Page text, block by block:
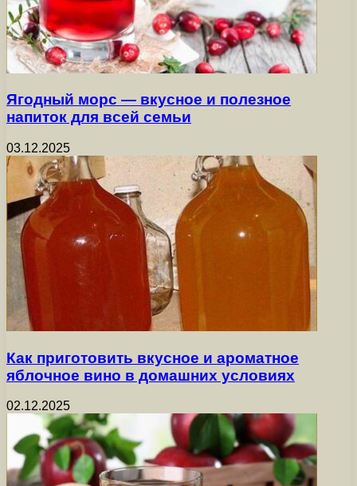
Ягодный морс — вкусное и полезное
напиток для всей семьи
03.12.2025
Как приготовить вкусное и ароматное
яблочное вино в домашних условиях
02.12.2025